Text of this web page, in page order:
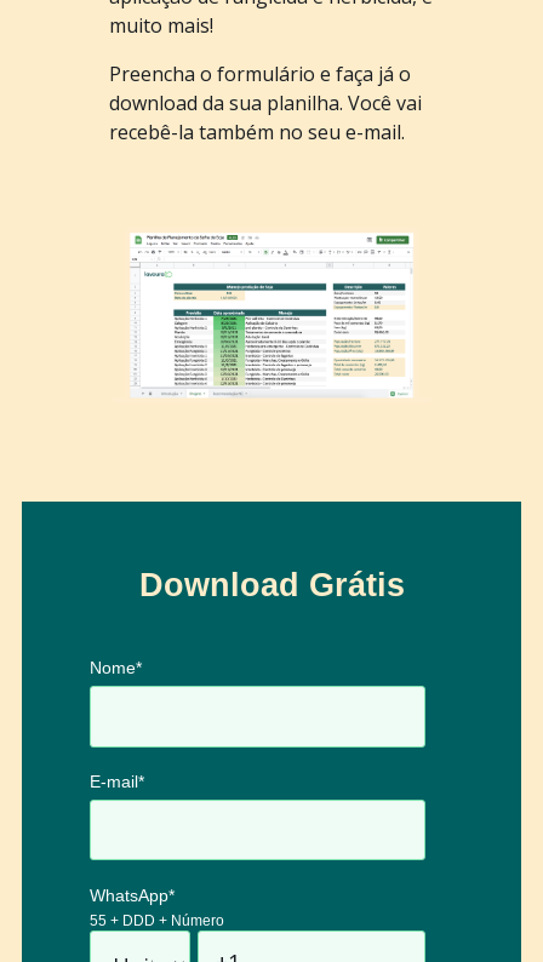
muito mais!
Preencha o formulário e faça já o
download da sua planilha. Você vai
recebê-la também no seu e-mail.
Download Grátis
Nome*
E-mail*
WhatsApp*
55 + DDD + Número